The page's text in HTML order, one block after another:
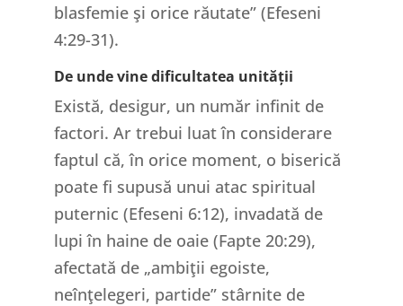
blasfemie şi orice răutate” (Efeseni
4:29-31).
De unde vine dificultatea unității
Există, desigur, un număr infinit de
factori. Ar trebui luat în considerare
faptul că, în orice moment, o biserică
poate fi supusă unui atac spiritual
puternic (Efeseni 6:12), invadată de
lupi în haine de oaie (Fapte 20:29),
afectată de „ambiţii egoiste,
neînţelegeri, partide” stârnite de